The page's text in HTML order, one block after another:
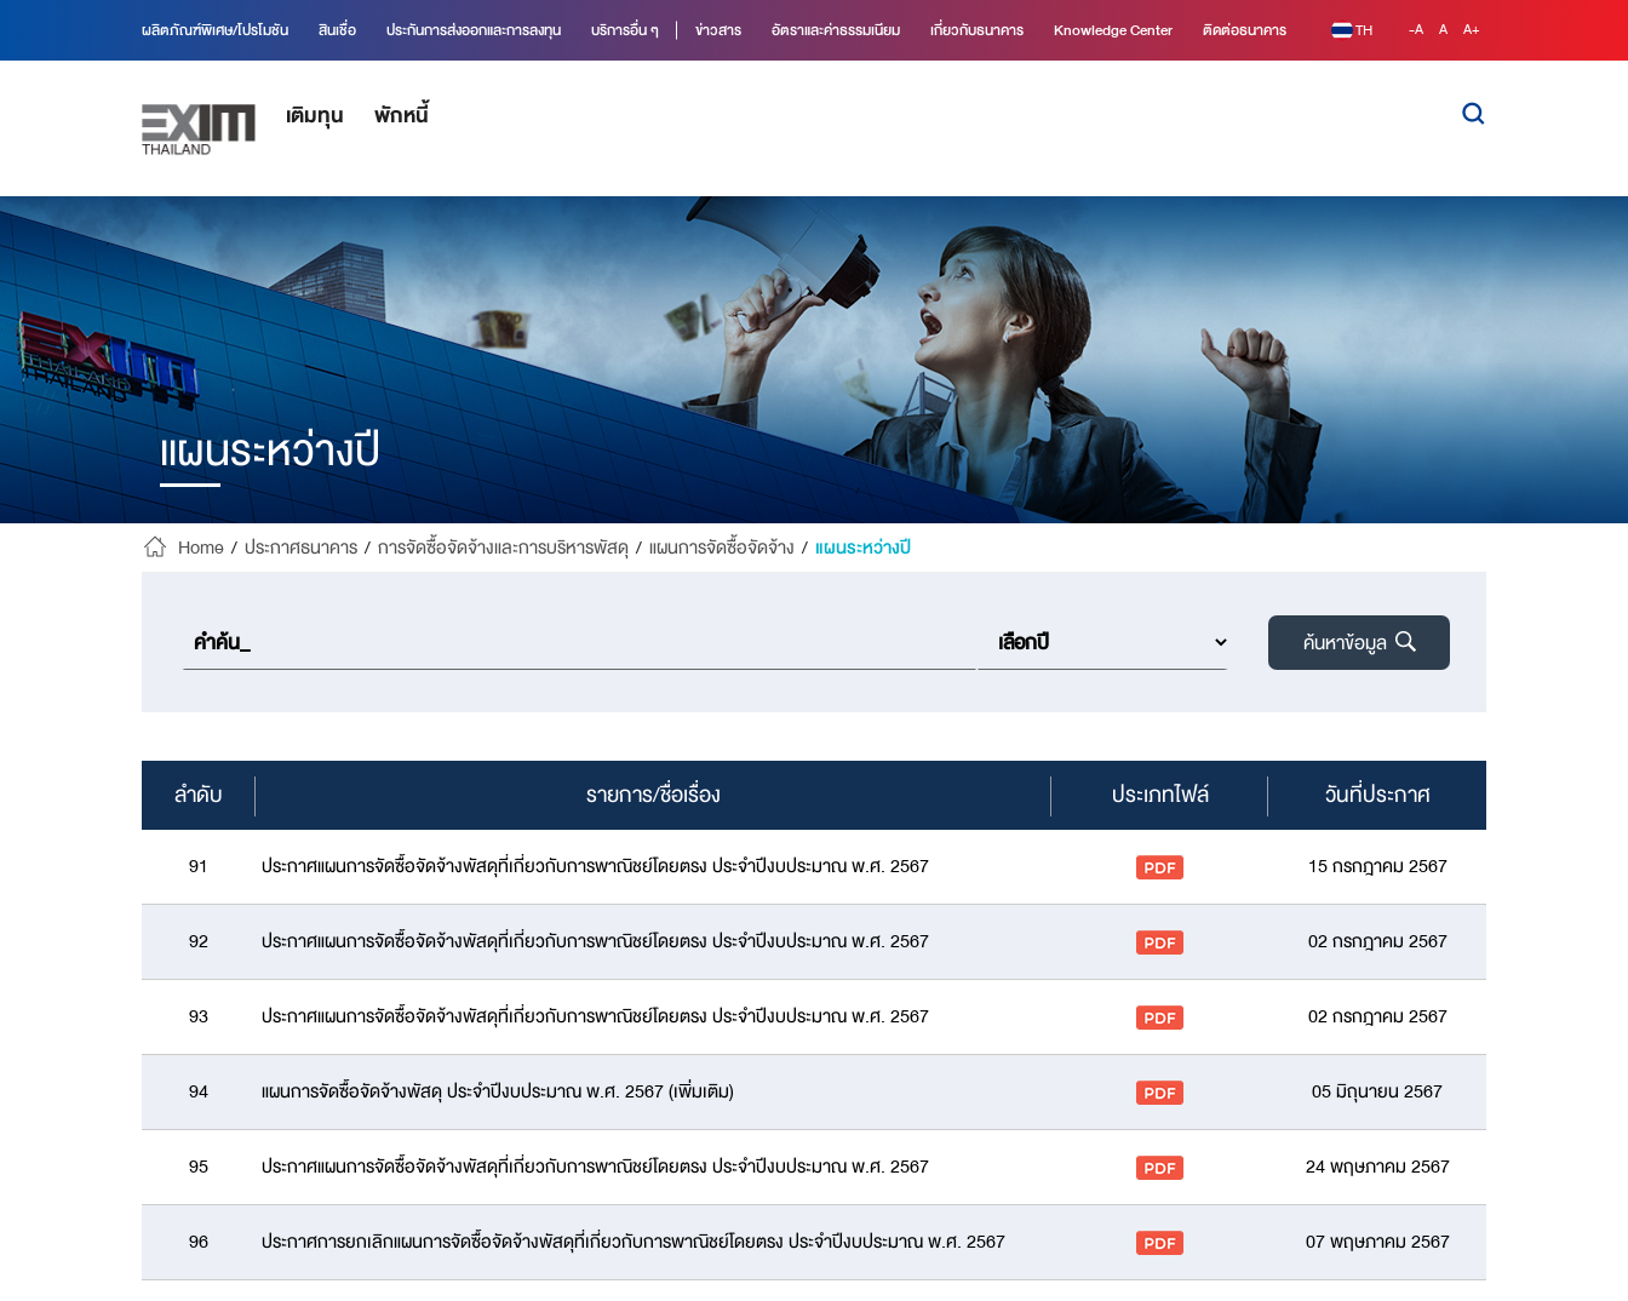
ผลิตภัณฑ์พิเศษ/โปรโมชัน สินเชื่อ ประกันการส่งออกและการลงทุน บริการอื่น ๆ ข่าวสาร อัตราและค่าธรรมเนียม เกี่ยวกับธนาคาร Knowledge Center ติดต่อธนาคาร TH -A A A+
เติมทุน พักหนี้
แผนระหว่างปี
Home / ประกาศธนาคาร / การจัดซื้อจัดจ้างและการบริหารพัสดุ / แผนการจัดซื้อจัดจ้าง / แผนระหว่างปี
ค้นหาข้อมูล
ลำดับ รายการ/ชื่อเรื่อง ประเภทไฟล์ วันที่ประกาศ
91 ประกาศแผนการจัดซื้อจัดจ้างพัสดุที่เกี่ยวกับการพาณิชย์โดยตรง ประจำปีงบประมาณ พ.ศ. 2567 15 กรกฎาคม 2567
92 ประกาศแผนการจัดซื้อจัดจ้างพัสดุที่เกี่ยวกับการพาณิชย์โดยตรง ประจำปีงบประมาณ พ.ศ. 2567 02 กรกฎาคม 2567
93 ประกาศแผนการจัดซื้อจัดจ้างพัสดุที่เกี่ยวกับการพาณิชย์โดยตรง ประจำปีงบประมาณ พ.ศ. 2567 02 กรกฎาคม 2567
94 แผนการจัดซื้อจัดจ้างพัสดุ ประจำปีงบประมาณ พ.ศ. 2567 (เพิ่มเติม) 05 มิถุนายน 2567
95 ประกาศแผนการจัดซื้อจัดจ้างพัสดุที่เกี่ยวกับการพาณิชย์โดยตรง ประจําปีงบประมาณ พ.ศ. 2567 24 พฤษภาคม 2567
96 ประกาศการยกเลิกแผนการจัดซื้อจัดจ้างพัสดุที่เกี่ยวกับการพาณิชย์โดยตรง ประจำปีงบประมาณ พ.ศ. 2567 07 พฤษภาคม 2567